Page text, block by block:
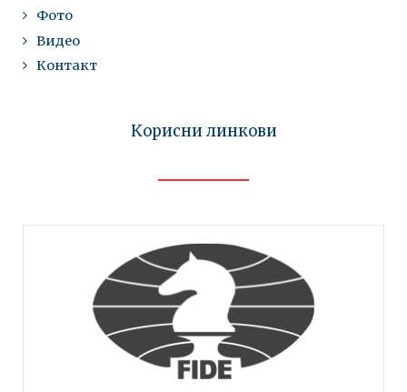
Фото
Видео
Контакт
Корисни линкови